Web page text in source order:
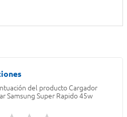
del producto Cargador
Samsung Super Rapido 45w